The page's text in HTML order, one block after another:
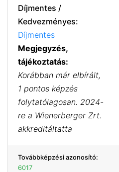
Díjmentes /
Kedvezményes:
Díjmentes
Megjegyzés,
tájékoztatás:
Korábban már elbírált,
1 pontos képzés
folytatólagosan. 2024-
re a Wienerberger Zrt.
akkreditáltatta
Továbbképzési azonosító:
6017